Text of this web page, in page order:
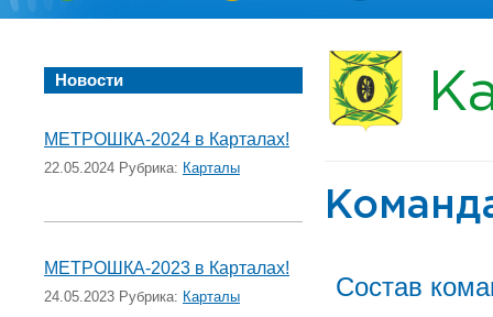
Новости
МЕТРОШКА-2024 в Карталах!
22.05.2024 Рубрика: Карталы
МЕТРОШКА-2023 в Карталах!
24.05.2023 Рубрика: Карталы Состав